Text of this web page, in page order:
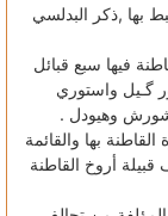
بها ,ذكر البدلسي
فيها سبع قبائل
گـيل واستوري
وشورش وهيودل .
القاطنة بها والقائمة
قبيلة أروخ القاطنة